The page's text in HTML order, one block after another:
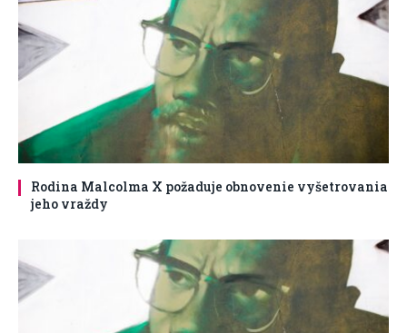
Rodina Malcolma X požaduje obnovenie vyšetrovania
jeho vraždy